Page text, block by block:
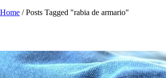
Home /Posts Tagged "rabia de armario"